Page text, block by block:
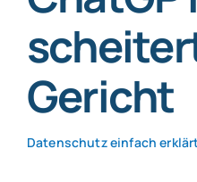
Gericht
Datenschutz einfach